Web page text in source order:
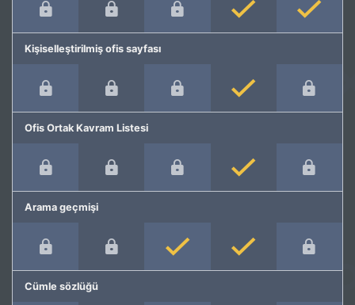
Kişiselleştirilmiş ofis sayfası
Ofis Ortak Kavram Listesi
Arama geçmişi
Cümle sözlüğü